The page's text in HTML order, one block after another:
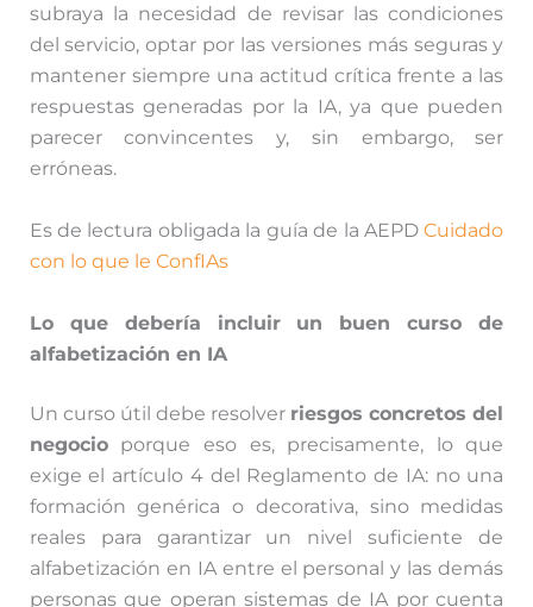
subraya la necesidad de revisar las condiciones
del servicio, optar por las versiones más seguras y
mantener siempre una actitud crítica frente a las
respuestas generadas por la IA, ya que pueden
parecer convincentes y, sin embargo, ser
erróneas.
Es de lectura obligada la guía de la AEPDCuidado
con lo que le ConfIAs
Lo que debería incluir un buen curso de
alfabetización en IA
Un curso útil debe resolver riesgos concretos del
negocioporque eso es, precisamente, lo que
exige el artículo 4 del Reglamento de IA: no una
formación genérica o decorativa, sino medidas
reales para garantizar un nivel suficiente de
alfabetización en IA entre el personal y las demás
personas que operan sistemas de IA por cuenta